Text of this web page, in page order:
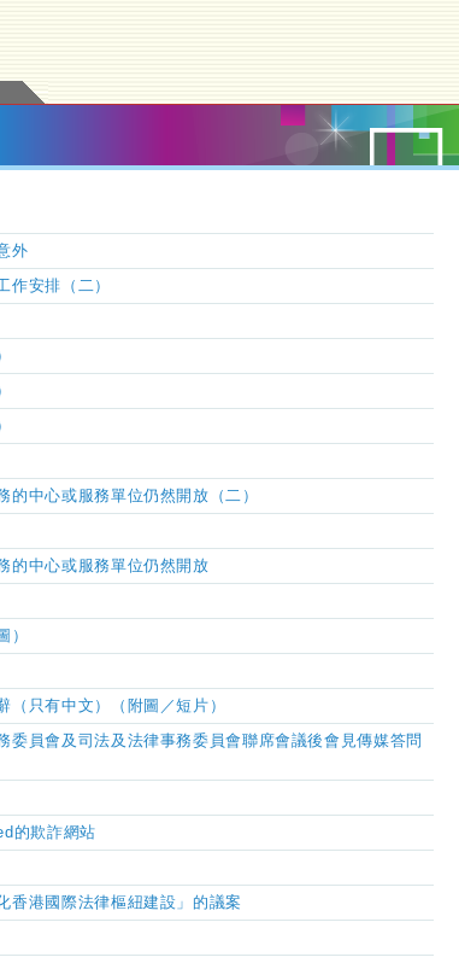
外
作安排（二）
的中心或服務單位仍然開放 （二）
的中心或服務單位仍然開放
）
只有中文）（附圖／短片）
委員會及司法及法律事務委員會聯席會議後會見傳媒答問
的欺詐網站
香港國際法律樞紐建設」的議案